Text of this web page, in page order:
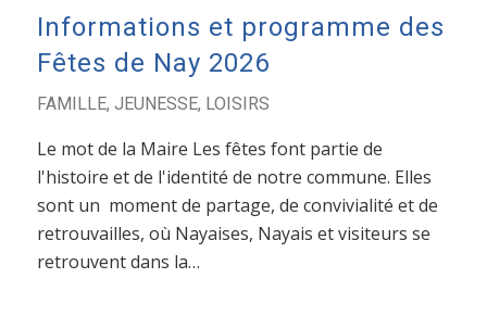
Informations et programme des
Fêtes de Nay 2026
FAMILLE, JEUNESSE, LOISIRS
Le mot de la Maire Les fêtes font partie de
l'histoire et de l'identité de notre commune. Elles
sont un moment de partage, de convivialité et de
retrouvailles, où Nayaises, Nayais et visiteurs se
retrouvent dans la…